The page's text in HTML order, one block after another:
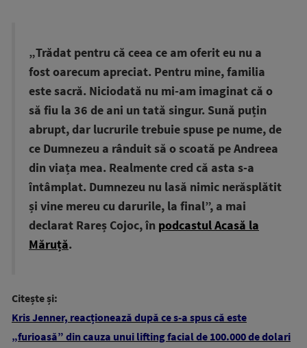
„Trădat pentru că ceea ce am oferit eu nu a
fost oarecum apreciat. Pentru mine, familia
este sacră. Niciodată nu mi-am imaginat că o
să fiu la 36 de ani un tată singur. Sună puțin
abrupt, dar lucrurile trebuie spuse pe nume, de
ce Dumnezeu a rânduit să o scoată pe Andreea
din viața mea. Realmente cred că asta s-a
întâmplat. Dumnezeu nu lasă nimic nerăsplătit
și vine mereu cu darurile, la final”, a mai
declarat Rareș Cojoc, în podcastul Acasă la
Măruță.
Citește și:
Kris Jenner, reacționează după ce s-a spus că este
„furioasă” din cauza unui lifting facial de 100.000 de dolari